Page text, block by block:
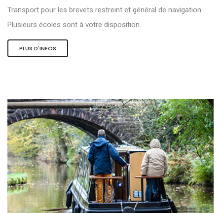
Transport pour les brevets restreint et général de navigation.
Plusieurs écoles sont à votre disposition.
PLUS D'INFOS